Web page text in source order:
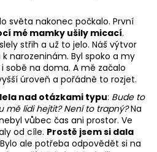
světa nakonec počkalo. První
mé mamky ušily micací.
střih a už to jelo. Náš výtvor
narozeninám. Byl spoko a my
sobě na doma. A mě začalo
úroveň a pořádně to rozjet.
nad otázkami typu: Bude to
mě lidi hejtit? Není to trapný?Na
vůbec čas ani prostor. Ve
od cíle. Prostě jsem si dala
ale potřeba odpovědět si na